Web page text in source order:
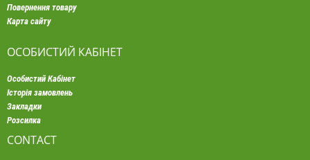
Повернення товару
Карта сайту
ОСОБИСТИЙ КАБІНЕТ
Особистий Кабінет
Історія замовлень
Закладки
Розсилка
CONTACT